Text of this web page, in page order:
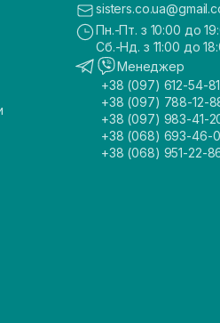
Пн.-Пт. з 10:00 до
Сб.-Нд. з 11:00 до
Менеджер
+38 (097) 612-54-81
+38 (097) 788-12-
+38 (097) 983-41-
+38 (068) 693-46-
+38 (068) 951-22-